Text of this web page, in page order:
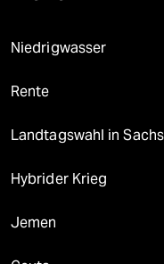
Niedrigwasser
Rente
Landtagswahl in
Hybrider Krieg
Jemen